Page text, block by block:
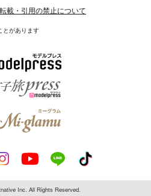
載・引用の禁止について
とがあります
Inc. All Rights Reserved.